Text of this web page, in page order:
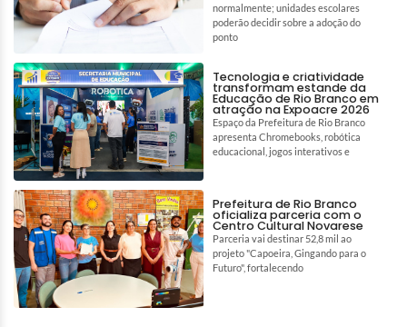
normalmente; unidades escolares
poderão decidir sobre a adoção do
ponto
Tecnologia e criatividade
transformam estande da
Educação de Rio Branco em
atração na Expoacre 2026
Espaço da Prefeitura de Rio Branco
apresenta Chromebooks, robótica
educacional, jogos interativos e
Prefeitura de Rio Branco
oficializa parceria com o
Centro Cultural Novarese
Parceria vai destinar 52,8 mil ao
projeto "Capoeira, Gingando para o
Futuro", fortalecendo